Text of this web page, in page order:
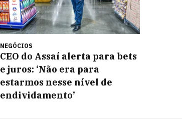
NEGÓCIOS
CEO do Assaí alerta para bets
e juros: ‘Não era para
estarmos nesse nível de
endividamento’